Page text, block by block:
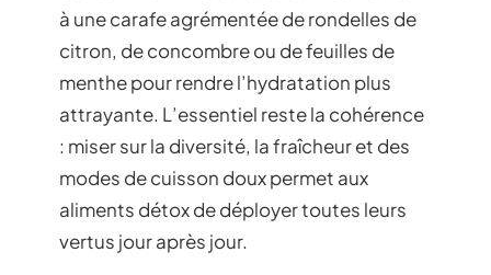
à une carafe agrémentée de rondelles de
citron, de concombre ou de feuilles de
menthe pour rendre l’hydratation plus
attrayante. L’essentiel reste la cohérence
: miser sur la diversité, la fraîcheur et des
modes de cuisson doux permet aux
aliments détox de déployer toutes leurs
vertus jour après jour.